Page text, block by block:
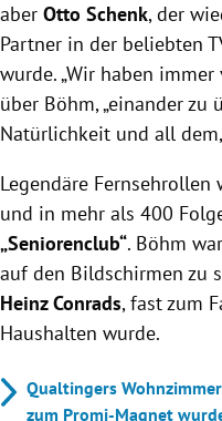
aber Otto Schenk, der
Partner in der beliebten
wurde. „Wir haben immer
über Böhm, „einander
Natürlichkeit und all
Legendäre Fernsehrollen
und in mehr als 400
„Seniorenclub“. Böhm
auf den Bildschirmen zu
Heinz Conrads, fast zum
Haushalten wurde.
Qualtingers
zum Promi-Magnet